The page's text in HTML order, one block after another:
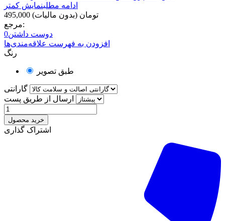
ادامه مطلبنمایش کمتر
495,000 تومان (بدون مالیات)
مرجع:
دوست داشتن0
افزودن به فهرست علاقه‌مندی‌ها
رنگ
طبق تصویر
گارانتی
ارسال از طریق پست
خرید محصول
اشتراک گذاری